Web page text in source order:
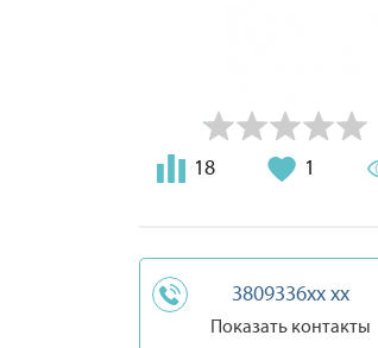
18 1
3809336xx xx
Показать контакты